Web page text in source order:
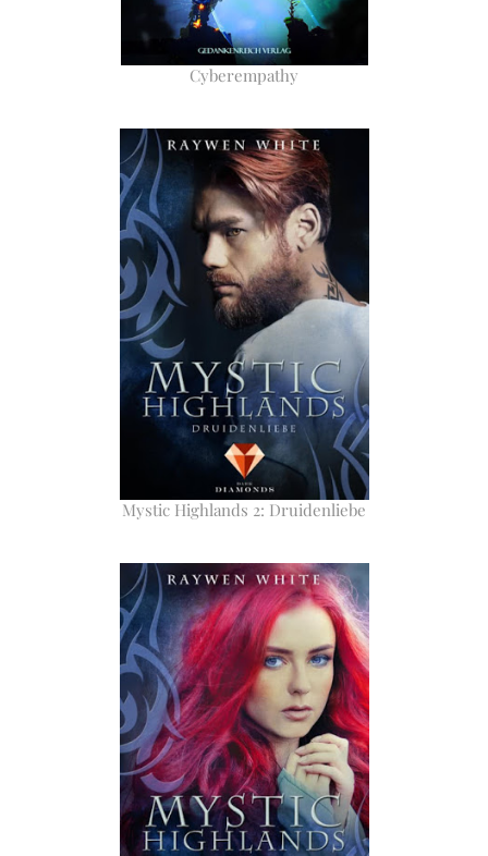
Cyberempathy
Mystic Highlands 2: Druidenliebe